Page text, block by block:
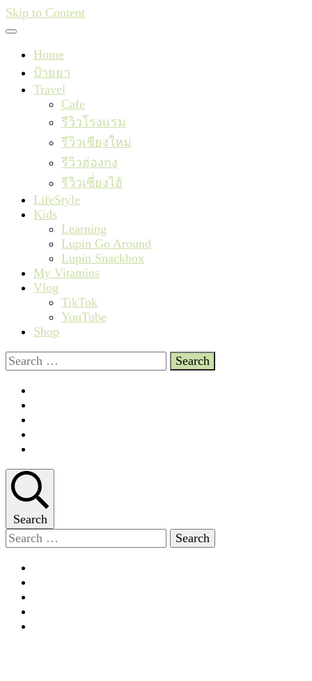
Skip to Content
Home
ป้ายยา
Travel
Cafe
รีวิวโรงแรม
รีวิวเชียงใหม่
รีวิวฮ่องกง
รีวิวเซี่ยงไฮ้
LifeStyle
Kids
Learning
Lupin Go Around
Lupin Snackbox
My Vitamins
Vlog
TikTok
YouTube
Shop
Search
for:
Search
Search
for: